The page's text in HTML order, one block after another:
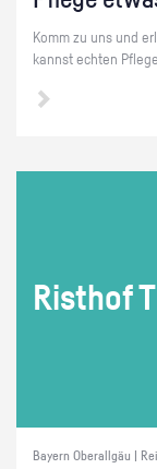
Komm zu uns und
kannst ech­ten
Ris­t­hof
Bayern Oberallgäu |